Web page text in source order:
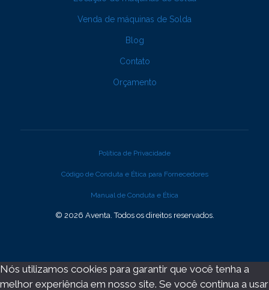
Venda de máquinas de Solda
Blog
Contato
Orçamento
© 2026 Aventa. Todos os direitos reservados.
Política de Privacidade
Código de Conduta e Ética para Fornecedores
Manual de Conduta e Ética
Nós utilizamos cookies para garantir que você tenha a
melhor experiência em nosso site. Se você continua a usar